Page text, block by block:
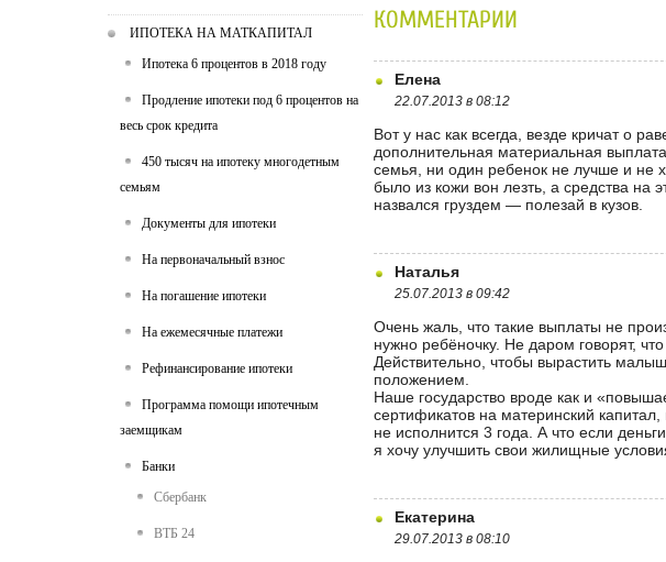
ИПОТЕКА НА МАТКАПИТАЛ
Ипотека 6 процентов в 2018 году
Продление ипотеки под 6 процентов на
весь срок кредита
450 тысяч на ипотеку многодетным
семьям
Документы для ипотеки
На первоначальный взнос
На погашение ипотеки
На ежемесячные платежи
Рефинансирование ипотеки
Программа помощи ипотечным
заемщикам
Банки
Сбербанк
ВТБ 24
КОММЕНТАРИИ
Елена
22.07.2013 в 08:12
Вот у нас как всегда, везде кричат о
дополнительная материальная
семья, ни один ребенок не лучше и не
было из кожи вон лезть, а средства на
назвался груздем — полезай в кузов.
Наталья
25.07.2013 в 09:42
Очень жаль, что такие выплаты не
нужно ребёночку. Не даром говорят,
Действительно, чтобы вырастить
положением.
Наше государство вроде как и
сертификатов на материнский
не исполнится 3 года. А что если
я хочу улучшить свои жилищные
Екатерина
29.07.2013 в 08:10